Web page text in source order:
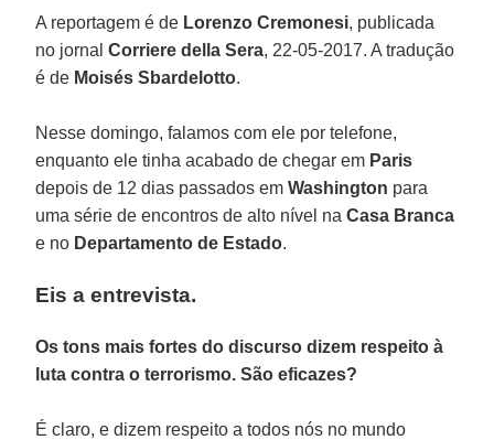
A reportagem é de Lorenzo Cremonesi, publicada
no jornalCorriere della Sera, 22-05-2017. A tradução
é de Moisés Sbardelotto.
Nesse domingo, falamos com ele por telefone,
enquanto ele tinha acabado de chegar em Paris
depois de 12 dias passados emWashington para
uma série de encontros de alto nível naCasa Branca
e no Departamento de Estado.
Eis a entrevista.
Os tons mais fortes do discurso dizem respeito à
luta contra o terrorismo. São eficazes?
É claro, e dizem respeito a todos nós no mundo